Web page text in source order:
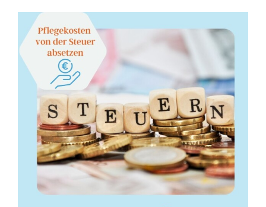
Pflegekosten von der
Steuer absetzen
Allgemein Tipps